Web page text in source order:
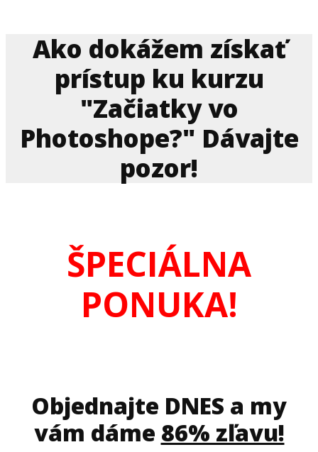
Ako dokážem získať
prístup ku kurzu
"Začiatky vo
Photoshope?" Dávajte
pozor!
ŠPECIÁLNA
PONUKA!
Objednajte DNES a my
vám dáme 86% zľavu!